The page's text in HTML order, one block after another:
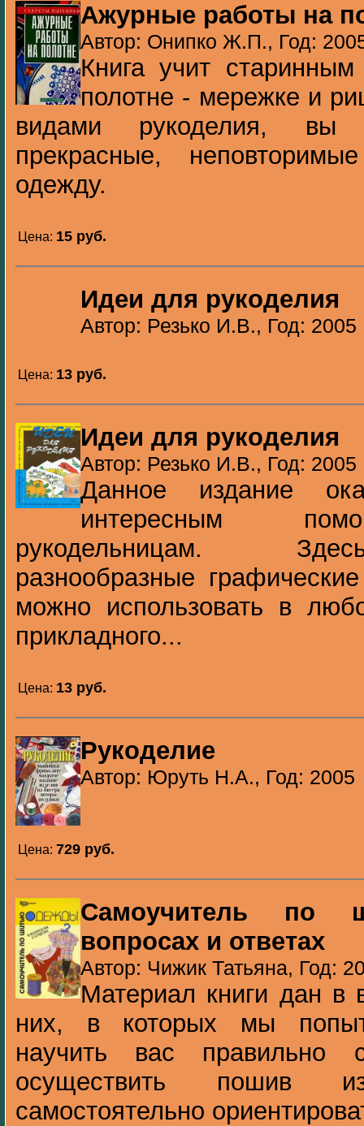
Ажурные работы на
Автор: Онипко Ж.П., Год:
Книга учит
полотне - мережке и
видами рукоделия, вы
прекрасные,
одежду.
Цена: 15 pуб.
Идеи для рукоделия
Автор: Резько И.В., Год: 2005
Цена: 13 pуб.
Идеи для рукоделия
Автор: Резько И.В., Год: 2005
Данное издание
интересным
рукодельницам.
разнообразные
можно использовать в
прикладного...
Цена: 13 pуб.
Рукоделие
Автор: Юруть Н.А., Год: 2005
Цена: 729 pуб.
Самоучитель
вопросах и ответах
Автор: Чижик Татьяна, Год:
Материал книги дан в
них, в которых мы
научить вас правильно
осуществить пошив
самостоятельно